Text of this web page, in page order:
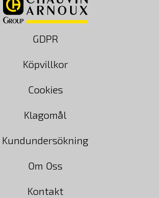
GDPR
Köpvillkor
Cookies
Klagomål
Kundundersökning
Om Oss
Kontakt